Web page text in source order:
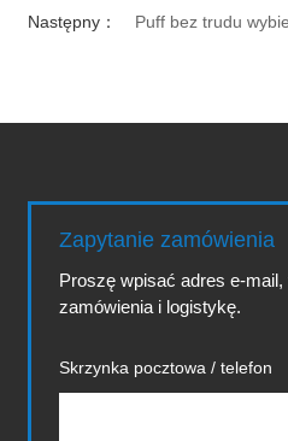
Następny：
Puff bez trudu
Zapytanie zamówienia
Proszę wpisać adres e-
zamówienia i logistykę.
Skrzynka pocztowa / telefon